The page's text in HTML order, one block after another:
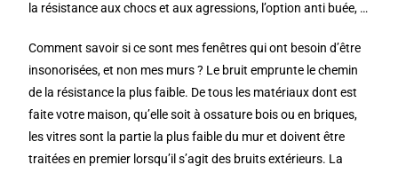
la résistance aux chocs et aux agressions, l’option anti buée, …
Comment savoir si ce sont mes fenêtres qui ont besoin d’être
insonorisées, et non mes murs ? Le bruit emprunte le chemin
de la résistance la plus faible. De tous les matériaux dont est
faite votre maison, qu’elle soit à ossature bois ou en briques,
les vitres sont la partie la plus faible du mur et doivent être
traitées en premier lorsqu’il s’agit des bruits extérieurs. La